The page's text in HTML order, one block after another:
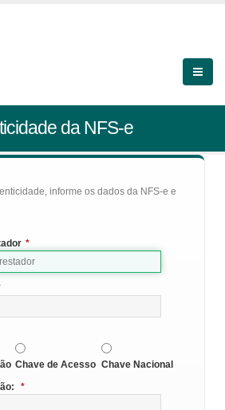
da NFS-e
informe os dados da NFS-e e
*
Chave de Acesso Chave Nacional
*